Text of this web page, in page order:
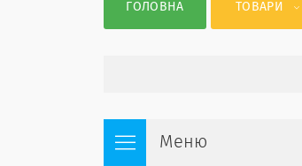
ГОЛОВНА ТОВАРИ